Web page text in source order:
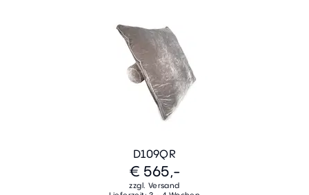
D109QR
€ 565,-
zzgl. Versand